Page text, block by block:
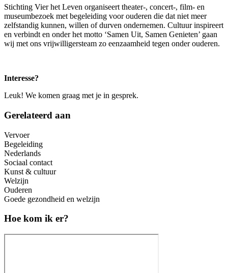
Stichting Vier het Leven organiseert theater-, concert-, film- en
museumbezoek met begeleiding voor ouderen die dat niet meer
zelfstandig kunnen, willen of durven ondernemen. Cultuur inspireert
en verbindt en onder het motto ‘Samen Uit, Samen Genieten’ gaan
wij met ons vrijwilligersteam zo eenzaamheid tegen onder ouderen.
Interesse?
Leuk! We komen graag met je in gesprek.
Gerelateerd aan
Vervoer
Begeleiding
Nederlands
Sociaal contact
Kunst & cultuur
Welzijn
Ouderen
Goede gezondheid en welzijn
Hoe kom ik er?